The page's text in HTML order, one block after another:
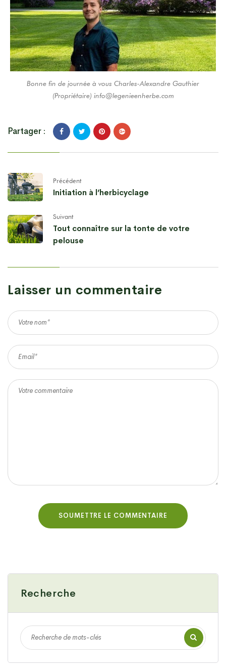
Bonne fin de journée à vous Charles-Alexandre Gauthier
(Propriétaire) info@legenieenherbe.com
Partager :
Précédent
Initiation à l’herbicyclage
Suivant
Tout connaître sur la tonte de votre
pelouse
Laisser un commentaire
Recherche